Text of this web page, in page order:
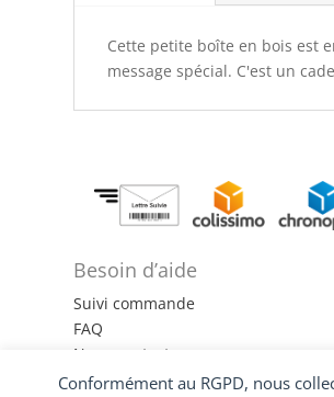
Conformément au RGPD, nous
Cette petite boîte en bois est
message spécial. C'est un
Besoin d’aide
Suivi commande
FAQ
Nous contacter
CGV